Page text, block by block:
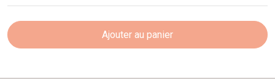
Ajouter au panier